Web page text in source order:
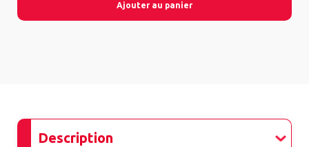
Ajouter au panier
Description